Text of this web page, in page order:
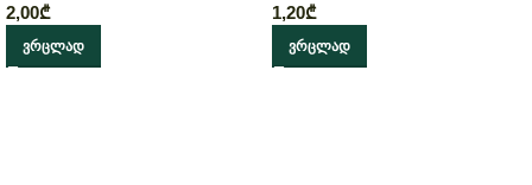
2,00₾
ᲕᲠᲪᲚᲐᲓ
1,20₾
ᲕᲠᲪᲚᲐᲓ